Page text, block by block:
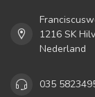
1216 SK
Nederland
035